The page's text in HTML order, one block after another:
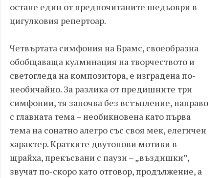
остане един от предпочитаните шедьоври в
цигулковия репертоар.
Четвъртата симфония на Брамс, своеобразна
обобщаваща кулминация на творчеството и
светогледа на композитора, е изградена по-
необичайно. За разлика от предишните три
симфонии, тя започва без встъпление, направо
с главната тема – необикновена като първа
тема на сонатно алегро със своя мек, елегичен
характер. Кратките двутонови мотиви в
щрайхa, прекъсвани с паузи – „въздишки”,
звучат по-скоро като отговор, продължение, а